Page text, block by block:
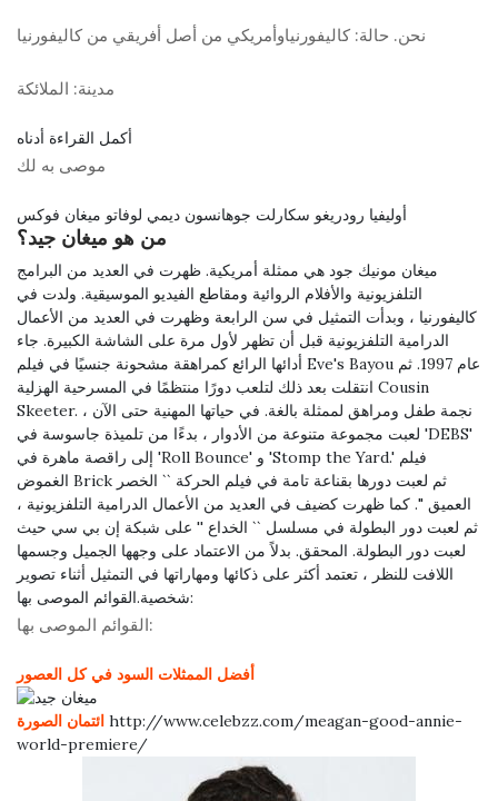
نحن. حالة: كاليفورنياوأمريكي من أصل أفريقي من كاليفورنيا
مدينة: الملائكة
أكمل القراءة أدناه
موصى به لك
أوليفيا رودريغو سكارلت جوهانسون ديمي لوفاتو ميغان فوكس
من هو ميغان جيد؟
ميغان مونيك جود هي ممثلة أمريكية. ظهرت في العديد من البرامج
التلفزيونية والأفلام الروائية ومقاطع الفيديو الموسيقية. ولدت في
كاليفورنيا ، وبدأت التمثيل في سن الرابعة وظهرت في العديد من الأعمال
الدرامية التلفزيونية قبل أن تظهر لأول مرة على الشاشة الكبيرة. جاء
أدائها الرائع كمراهقة مشحونة جنسيًا في فيلم Eve's Bayou عام 1997. ثم
انتقلت بعد ذلك لتلعب دورًا منتظمًا في المسرحية الهزلية Cousin
Skeeter. نجمة طفل ومراهق لممثلة بالغة. في حياتها المهنية حتى الآن ،
لعبت مجموعة متنوعة من الأدوار ، بدءًا من تلميذة جاسوسة في 'DEBS'
إلى راقصة ماهرة في 'Roll Bounce' و 'Stomp the Yard.' فيلم
الغموض Brick ثم لعبت دورها بقناعة تامة في فيلم الحركة `` الخصر
العميق ''. كما ظهرت كضيف في العديد من الأعمال الدرامية التلفزيونية ،
ثم لعبت دور البطولة في مسلسل `` الخداع '' على شبكة إن بي سي حيث
لعبت دور البطولة. المحقق. بدلاً من الاعتماد على وجهها الجميل وجسمها
اللافت للنظر ، تعتمد أكثر على ذكائها ومهاراتها في التمثيل أثناء تصوير
شخصية.القوائم الموصى بها:
القوائم الموصى بها:
أفضل الممثلات السود في كل العصور
ائتمان الصورة http://www.celebzz.com/meagan-good-annie-
world-premiere/